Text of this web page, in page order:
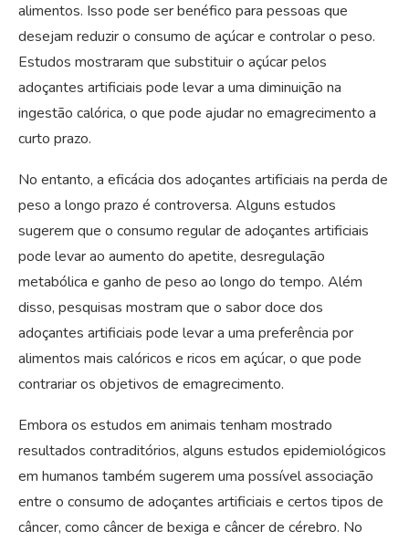
alimentos. Isso pode ser benéfico para pessoas que
desejam reduzir o consumo de açúcar e controlar o peso.
Estudos mostraram que substituir o açúcar pelos
adoçantes artificiais pode levar a uma diminuição na
ingestão calórica, o que pode ajudar no emagrecimento a
curto prazo.
No entanto, a eficácia dos adoçantes artificiais na perda de
peso a longo prazo é controversa. Alguns estudos
sugerem que o consumo regular de adoçantes artificiais
pode levar ao aumento do apetite, desregulação
metabólica e ganho de peso ao longo do tempo. Além
disso, pesquisas mostram que o sabor doce dos
adoçantes artificiais pode levar a uma preferência por
alimentos mais calóricos e ricos em açúcar, o que pode
contrariar os objetivos de emagrecimento.
Embora os estudos em animais tenham mostrado
resultados contraditórios, alguns estudos epidemiológicos
em humanos também sugerem uma possível associação
entre o consumo de adoçantes artificiais e certos tipos de
câncer, como câncer de bexiga e câncer de cérebro. No